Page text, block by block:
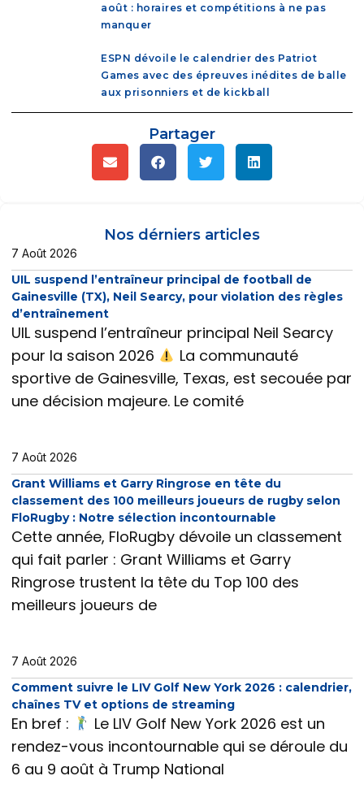
août : horaires et compétitions à ne pas
manquer
ESPN dévoile le calendrier des Patriot
Games avec des épreuves inédites de balle
aux prisonniers et de kickball
Partager
Nos dérniers articles
7 Août 2026
UIL suspend l’entraîneur principal de football de
Gainesville (TX), Neil Searcy, pour violation des règles
d’entraînement
UIL suspend l’entraîneur principal Neil Searcy
pour la saison 2026
La communauté
sportive de Gainesville, Texas, est secouée par
une décision majeure. Le comité
7 Août 2026
Grant Williams et Garry Ringrose en tête du
classement des 100 meilleurs joueurs de rugby selon
FloRugby : Notre sélection incontournable
Cette année, FloRugby dévoile un classement
qui fait parler : Grant Williams et Garry
Ringrose trustent la tête du Top 100 des
meilleurs joueurs de
7 Août 2026
Comment suivre le LIV Golf New York 2026 : calendrier,
chaînes TV et options de streaming
En bref :
Le LIV Golf New York 2026 est un
rendez-vous incontournable qui se déroule du
6 au 9 août à Trump National